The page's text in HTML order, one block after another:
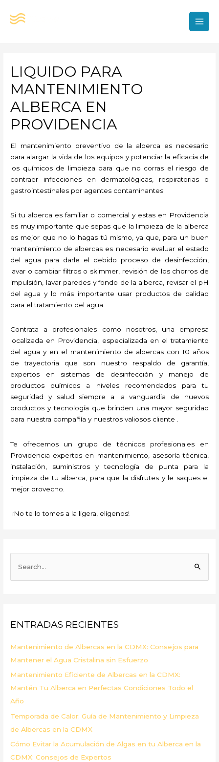
LIQUIDO PARA
MANTENIMIENTO
ALBERCA EN
PROVIDENCIA
El mantenimiento preventivo de la alberca es necesario
para alargar la vida de los equipos y potenciar la eficacia de
los químicos de limpieza para que no corras el riesgo de
contraer infecciones en dermatológicas, respiratorias o
gastrointestinales por agentes contaminantes.
Si tu alberca es familiar o comercial y estas en Providencia
es muy importante que sepas que la limpieza de la alberca
es mejor que no lo hagas tú mismo, ya que, para un buen
mantenimiento de albercas es necesario evaluar el estado
del agua para darle el debido proceso de desinfección,
lavar o cambiar filtros o skimmer, revisión de los chorros de
impulsión, lavar paredes y fondo de la alberca, revisar el pH
del agua y lo más importante usar productos de calidad
para el tratamiento del agua.
Contrata a profesionales como nosotros, una empresa
localizada en Providencia, especializada en el tratamiento
del agua y en el mantenimiento de albercas con 10 años
de trayectoria que son nuestro respaldo de garantía,
expertos en sistemas de desinfección y manejo de
productos químicos a niveles recomendados para tu
seguridad y salud siempre a la vanguardia de nuevos
productos y tecnología que brinden una mayor seguridad
para nuestra compañía y nuestros valiosos cliente .
Te ofrecemos un grupo de técnicos profesionales en
Providencia expertos en mantenimiento, asesoría técnica,
instalación, suministros y tecnología de punta para la
limpieza de tu alberca, para que la disfrutes y le saques el
mejor provecho.
¡No te lo tomes a la ligera, elígenos!
r
o
r
:
ENTRADAS RECIENTES
Mantenimiento de Albercas en la CDMX: Consejos para
Mantener el Agua Cristalina sin Esfuerzo
Mantenimiento Eficiente de Albercas en la CDMX:
Mantén Tu Alberca en Perfectas Condiciones Todo el
Año
Temporada de Calor: Guía de Mantenimiento y Limpieza
de Albercas en la CDMX
Cómo Evitar la Acumulación de Algas en tu Alberca en la
CDMX: Consejos de Expertos